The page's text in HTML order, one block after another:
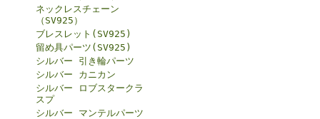
ネックレスチェーン
（SV925）
ブレスレット(SV925)
留め具パーツ(SV925)
シルバー 引き輪パーツ
シルバー カニカン
シルバー ロブスタークラ
スプ
シルバー マンテルパーツ